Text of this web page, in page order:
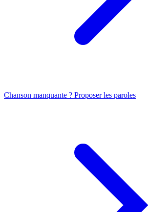
Chanson manquante ? Proposer les paroles